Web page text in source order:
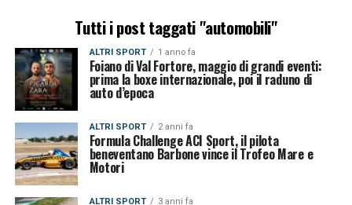
Tutti i post taggati "automobili"
ALTRI SPORT 1 anno fa
Foiano di Val Fortore, maggio di grandi eventi:
prima la boxe internazionale, poi il raduno di
auto d’epoca
ALTRI SPORT 2 anni fa
Formula Challenge ACI Sport, il pilota
beneventano Barbone vince il Trofeo Mare e
Motori
ALTRI SPORT 3 anni fa